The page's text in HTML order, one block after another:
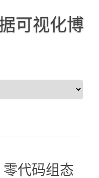
可视化博
to content
零代码组态